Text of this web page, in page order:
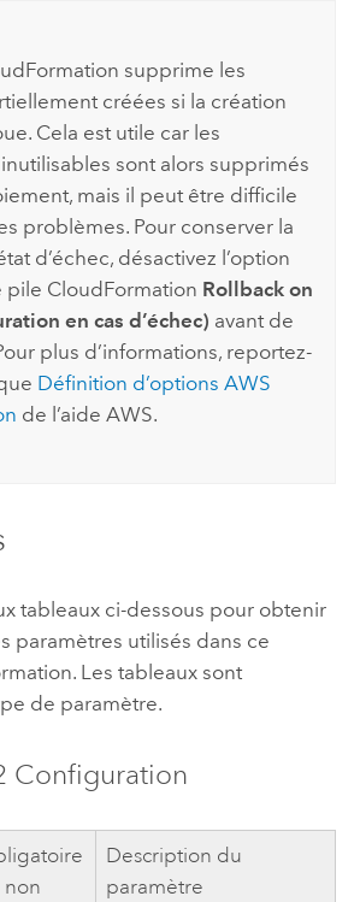
supprime les
créées si la création
Cela est utile car les
sont alors supprimés
mais il peut être difficile
problèmes. Pour conserver la
d’échec, désactivez l’option
pile CloudFormation Rollback on
en cas d’échec) avant de
plus d’informations, reportez-
Définition d’optionsAWS
de l’aideAWS.
tableaux ci-dessous pour obtenir
paramètres utilisés dans ce
. Les tableaux sont
de paramètre.
Configuration
non
Description du
paramètre